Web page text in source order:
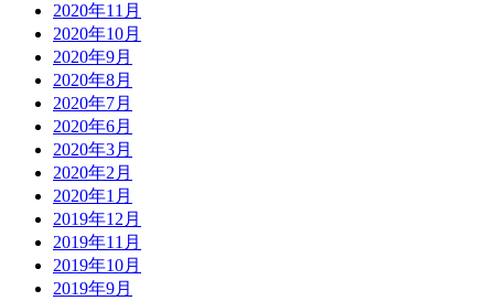
2020年11月
2020年10月
2020年9月
2020年8月
2020年7月
2020年6月
2020年3月
2020年2月
2020年1月
2019年12月
2019年11月
2019年10月
2019年9月